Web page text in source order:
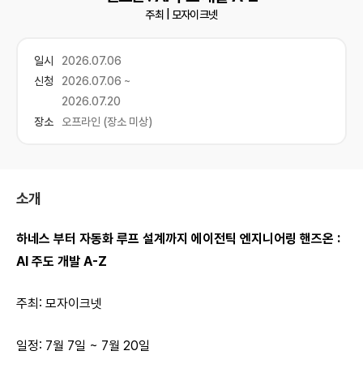
주최 | 모자이크넷
일시
2026.07.06
신청
2026.07.06 ~
2026.07.20
장소
오프라인 (장소 미상)
소개
하네스 부터 자동화 루프 설계까지 에이전틱 엔지니어링 핸즈온 :
AI 주도 개발 A-Z
주최: 모자이크넷
일정: 7월 7일 ~ 7월 20일